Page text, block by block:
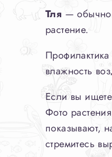
Тля — обычно
растение.
влажность
Если вы
Фото
показывают,
стремитесь